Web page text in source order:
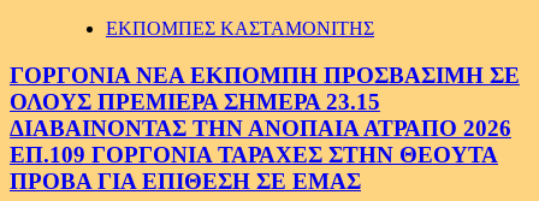
ΕΚΠΟΜΠΕΣ ΚΑΣΤΑΜΟΝΙΤΗΣ
ΓΟΡΓΟΝΙΑ ΝΕΑ ΕΚΠΟΜΠΗ ΠΡΟΣΒΑΣΙΜΗ ΣΕ
ΟΛΟΥΣ ΠΡΕΜΙΕΡΑ ΣΗΜΕΡΑ 23.15
ΔΙΑΒΑΙΝΟΝΤΑΣ ΤΗΝ ΑΝΟΠΑΙΑ ΑΤΡΑΠΟ 2026
ΕΠ.109 ΓΟΡΓΟΝΙΑ ΤΑΡΑΧΕΣ ΣΤΗΝ ΘΕΟΥΤΑ
ΠΡΟΒΑ ΓΙΑ ΕΠΙΘΕΣΗ ΣΕ ΕΜΑΣ